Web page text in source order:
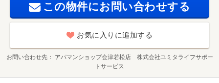
この物件にお問い合わせする
お気に入りに追加する
お問い合わせ先
アパマンショップ会津若松店 株式会社ユミタライフサポー
トサービス